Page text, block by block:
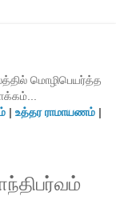
மொழிபெயர்த்த
| உத்தர ராமாயணம்|